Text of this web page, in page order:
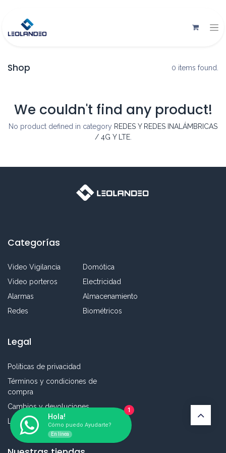
Shop 0 items found.
We couldn't find any product!
No product defined in category REDES Y REDES INALÁMBRICAS
/ 4G Y LTE.
Categorías
Video Vigilancia
Video porteros
Alarmas
Redes
Domótica
Electricidad
Almacenamiento
Biométricos
Legal
Políticas de privacidad
Términos y condiciones de
compra
Cambios y devoluciones
Libro de reclamaciones
Hola!
Cómo puedo Ayudarte?
En línea
1